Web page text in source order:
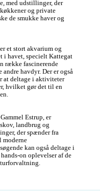
med udstillinger, der
køkkener og private
de smukke haver og
et stort akvarium og
i havet, specielt Kattegat
række fascinerende
havdyr. Der er også
at deltage i aktiviteter
hvilket gør det til en
Estrup, er
landbrug og
der spænder fra
moderne
kan også deltage i
on oplevelser af de